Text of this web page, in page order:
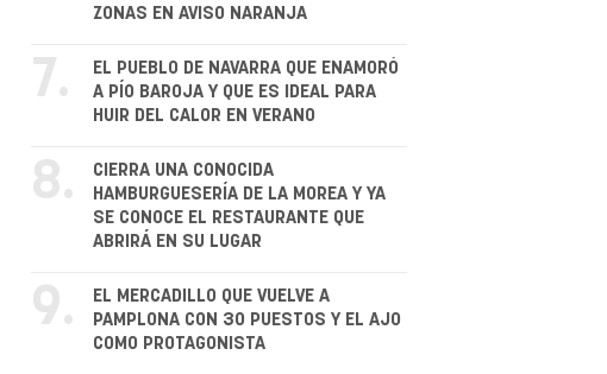
ZONAS EN AVISO NARANJA
7.
EL PUEBLO DE NAVARRA QUE ENAMORÓ
A PÍO BAROJA Y QUE ES IDEAL PARA
HUIR DEL CALOR EN VERANO
8.
CIERRA UNA CONOCIDA
HAMBURGUESERÍA DE LA MOREA Y YA
SE CONOCE EL RESTAURANTE QUE
ABRIRÁ EN SU LUGAR
9.
EL MERCADILLO QUE VUELVE A
PAMPLONA CON 30 PUESTOS Y EL AJO
COMO PROTAGONISTA